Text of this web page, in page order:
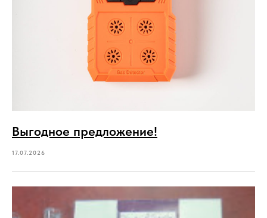
Выгодное предложение!
17.07.2026